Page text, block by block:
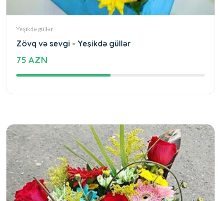
Yeşikdə güllər
Zövq və sevgi - Yeşikdə güllər
75 AZN